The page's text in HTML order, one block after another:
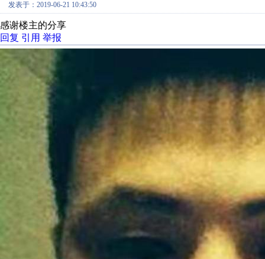
发表于：2019-06-21 10:43:50
感谢楼主的分享
回复 引用 举报